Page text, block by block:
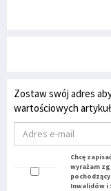
Zostaw swój adres
wartościowych
Chcę
wyrażam
Inwalidów i